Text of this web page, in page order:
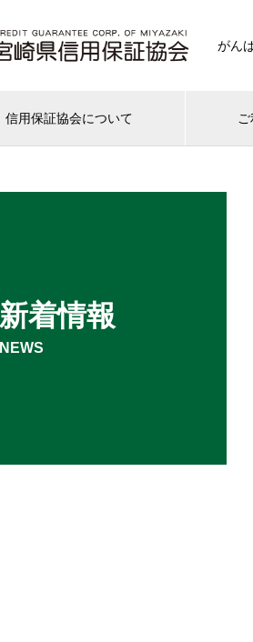
がん
信用保証協会について
新着情報
NEWS